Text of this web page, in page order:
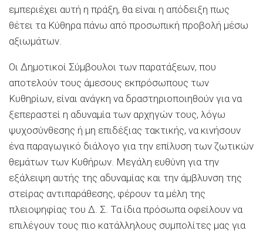
εμπεριέχει αυτή η πράξη, θα είναι η απόδειξη πως
θέτει τα Κύθηρα πάνω από προσωπική προβολή μέσω
αξιωμάτων.
Οι Δημοτικοί Σύμβουλοι των παρατάξεων, που
αποτελούν τους άμεσους εκπρόσωπους των
Κυθηρίων, είναι ανάγκη να δραστηριοποιηθούν για να
ξεπεραστεί η αδυναμία των αρχηγών τους, λόγω
ψυχοσύνθεσης ή μη επιδέξιας τακτικής, να κινήσουν
ένα παραγωγικό διάλογο για την επίλυση των ζωτικών
θεμάτων των Κυθήρων. Μεγάλη ευθύνη για την
εξάλειψη αυτής της αδυναμίας και την άμβλυνση της
στείρας αντιπαράθεσης, φέρουν τα μέλη της
πλειοψηφίας του Δ. Σ. Τα ίδια πρόσωπα οφείλουν να
επιλέγουν τους πιο κατάλληλους συμπολίτες μας για